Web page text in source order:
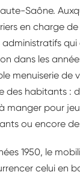
Saône.
en charge
administratifs
dans les
menuiserie de
des habitants :
manger pour
ou encore
1950, le
celui en